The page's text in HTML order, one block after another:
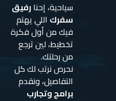
سياحية، إحنارفيق
سفرك اللي يهتم
فيك من أول فكرة
تخطيط، لين ترجع
من رحلتك.
نحرص نرتب لك كل
التفاصيل، ونقدم
برامج وتجارب